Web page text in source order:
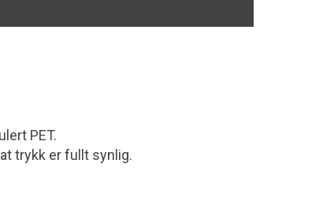
PET.
trykk er fullt synlig.